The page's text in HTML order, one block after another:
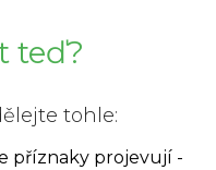
teď?
tohle:
příznaky projevují -